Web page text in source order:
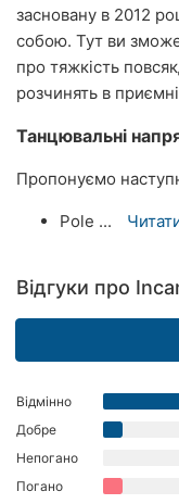
Полтава
Чернігів
Луцьк
Ужгород
Карпати
засновану в 2012
собою. Тут ви
про тяжкість
розчинять в
Танцювальні
Пропонуємо
Pole ...
Відгуки про
Відмінно
Добре
Непогано
Погано